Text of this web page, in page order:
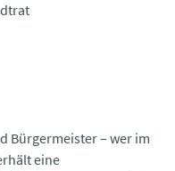
Bürgermeister – wer im
eine